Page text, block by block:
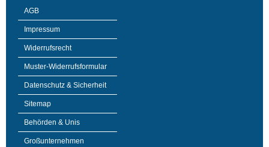
AGB
Impressum
Widerrufsrecht
Muster-Widerrufsformular
Datenschutz & Sicherheit
Sitemap
Behörden & Unis
Großunternehmen